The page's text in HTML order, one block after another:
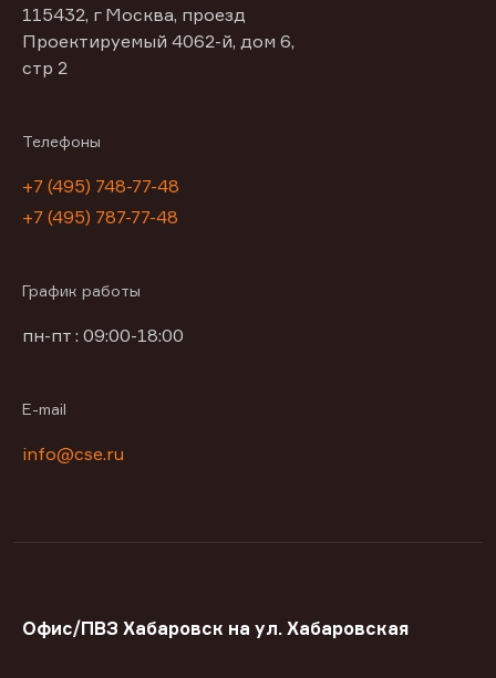
115432, г Москва, проезд
Проектируемый 4062-й, дом 6,
стр 2
Телефоны
+7 (495) 748-77-48
+7 (495) 787-77-48
График работы
пн-пт : 09:00-18:00
E-mail
info@cse.ru
Офис/ПВЗ Хабаровск на ул. Хабаровская